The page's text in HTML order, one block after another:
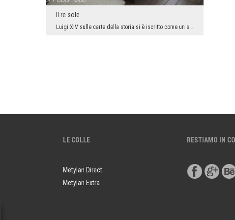
Il re sole
LE COLLE
Metylan Direct
Metylan Extra
RESTIAMO IN